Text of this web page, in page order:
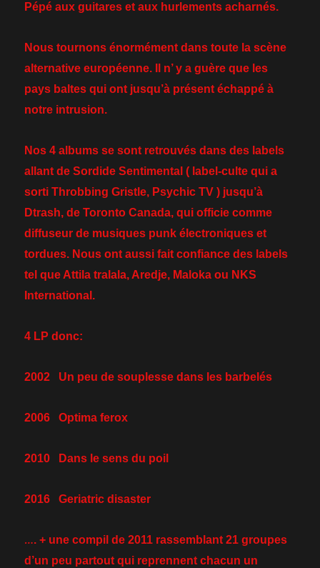
Pépé aux guitares et aux hurlements acharnés.
Nous tournons énormément dans toute la scène
alternative européenne. Il n’ y a guère que les
pays baltes qui ont jusqu’à présent échappé à
notre intrusion.
Nos 4 albums se sont retrouvés dans des labels
allant de Sordide Sentimental ( label-culte qui a
sorti Throbbing Gristle, Psychic TV ) jusqu’à
Dtrash, de Toronto Canada, qui officie comme
diffuseur de musiques punk électroniques et
tordues. Nous ont aussi fait confiance des labels
tel que Attila tralala, Aredje, Maloka ou NKS
International.
4 LP donc:
2002 Un peu de souplesse dans les barbelés
2006 Optima ferox
2010 Dans le sens du poil
2016 Geriatric disaster
…. + une compil de 2011 rassemblant 21 groupes
d’un peu partout qui reprennent chacun un